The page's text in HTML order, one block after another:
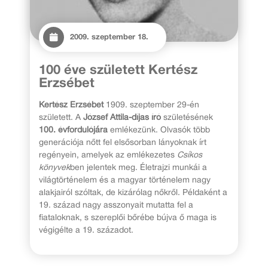
2009. szeptember 18.
100 éve született Kertész
Erzsébet
Kertész Erzsébet 1909. szeptember 29-én
született. A József Attila-díjas író születésének
100. évfordulójára emlékezünk. Olvasók több
generációja nőtt fel elsősorban lányoknak írt
regényein, amelyek az emlékezetes Csíkos
könyvekben jelentek meg. Életrajzi munkái a
világtörténelem és a magyar történelem nagy
alakjairól szóltak, de kizárólag nőkről. Példaként a
19. század nagy asszonyait mutatta fel a
fiataloknak, s szereplői bőrébe bújva ő maga is
végigélte a 19. századot.